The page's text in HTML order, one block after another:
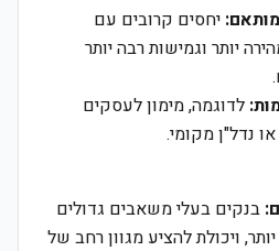
יחסים קרובים עם
יותר וגמישות רבה יותר
לדוגמה, מימון לעסקים
בנקים בעלי משאבים גדולים
ויכולת להציע מגוון רחב של